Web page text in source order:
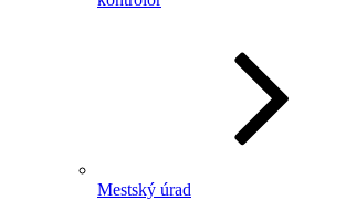
Mestský úrad